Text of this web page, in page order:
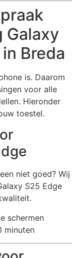
Galaxy
Breda
is. Daarom
voor alle
Hieronder
toestel.
niet goed? Wij
S25 Edge
schermen
minuten